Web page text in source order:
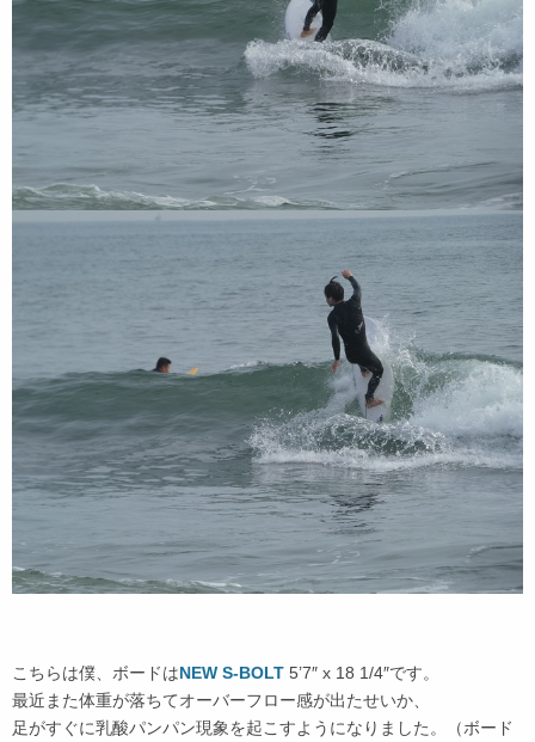
こちらは僕、ボードはNEW S-BOLT 5’7″ x 18 1/4″です。
最近また体重が落ちてオーバーフロー感が出たせいか、
足がすぐに乳酸パンパン現象を起こすようになりました。（ボード